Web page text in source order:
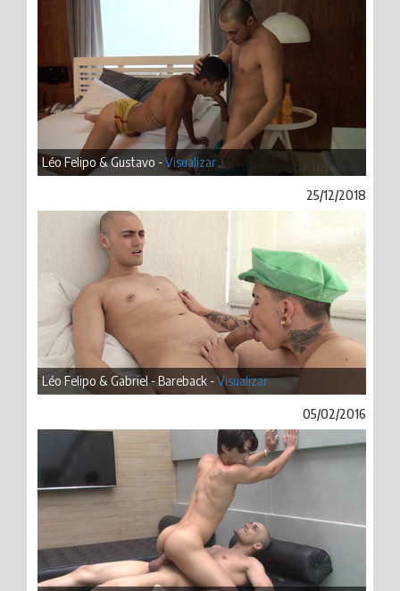
Léo Felipo & Gustavo -Visualizar
25/12/2018
Léo Felipo & Gabriel - Bareback -Visualizar
05/02/2016